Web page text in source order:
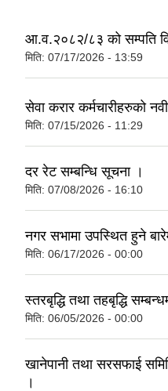
आ.व.२०८२/८३ को सम्पति
मिति: 07/17/2026 - 13:59
सेवा करार कर्मचारीहरुको
मिति: 07/15/2026 - 11:29
दर रेट सम्बन्धि सूचना ।
मिति: 07/08/2026 - 16:10
नगर सभामा उपस्थित हुने
मिति: 06/17/2026 - 00:00
स्तरबृद्धि तथा तहबृद्धि
मिति: 06/05/2026 - 00:00
खानेपानी तथा सरसफाई
।